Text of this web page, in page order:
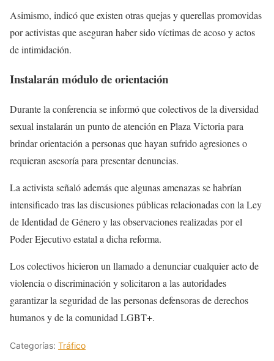
Asimismo, indicó que existen otras quejas y querellas promovidas
por activistas que aseguran haber sido víctimas de acoso y actos
de intimidación.
Instalarán módulo de orientación
Durante la conferencia se informó que colectivos de la diversidad
sexual instalarán un punto de atención en Plaza Victoria para
brindar orientación a personas que hayan sufrido agresiones o
requieran asesoría para presentar denuncias.
La activista señaló además que algunas amenazas se habrían
intensificado tras las discusiones públicas relacionadas con la Ley
de Identidad de Género y las observaciones realizadas por el
Poder Ejecutivo estatal a dicha reforma.
Los colectivos hicieron un llamado a denunciar cualquier acto de
violencia o discriminación y solicitaron a las autoridades
garantizar la seguridad de las personas defensoras de derechos
humanos y de la comunidad LGBT+.
Categorías: Tráfico